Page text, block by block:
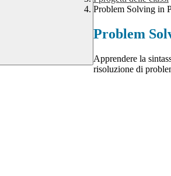
Problem Solving in
Problem
Apprendere la
risoluzione di